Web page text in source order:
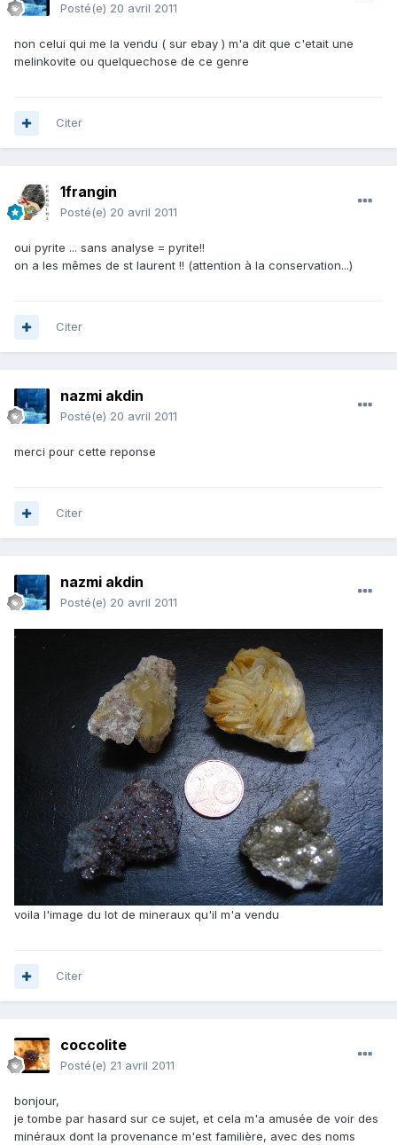
Posté(e) 20 avril 2011
non celui qui me la vendu ( sur ebay ) m'a dit que c'etait une
melinkovite ou quelquechose de ce genre
Citer
1frangin
Posté(e) 20 avril 2011
oui pyrite ... sans analyse = pyrite!!
on a les mêmes de st laurent !! (attention à la conservation...)
Citer
nazmi akdin
Posté(e) 20 avril 2011
merci pour cette reponse
Citer
nazmi akdin
Posté(e) 20 avril 2011
voila l'image du lot de mineraux qu'il m'a vendu
Citer
coccolite
Posté(e) 21 avril 2011
bonjour,
je tombe par hasard sur ce sujet, et cela m'a amusée de voir des
minéraux dont la provenance m'est familière, avec des noms